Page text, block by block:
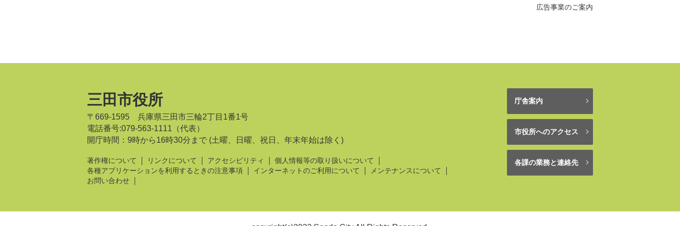
広告事業のご案内
三田市役所
〒669-1595 兵庫県三田市三輪2丁目1番1号
電話番号:079-563-1111（代表）
開庁時間：9時から16時30分まで (土曜、日曜、祝日、年末年始は除く)
著作権について リンクについて アクセシビリティ
個人情報等の取り扱いについて
各種アプリケーションを利用するときの注意事項
インターネットのご利用について
メンテナンスについて
お問い合わせ
庁舎案内
市役所へのアクセス
各課の業務と連絡先